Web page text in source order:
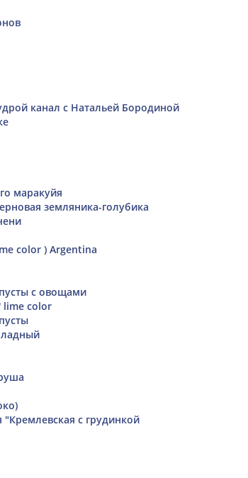
канал с Натальей Бородиной
маракуйя
земляника-голубика
color ) Argentina
с овощами
lime color
с грудинкой